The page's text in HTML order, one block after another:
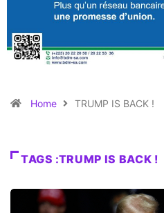
Home TRUMP IS BACK !
TAGS :TRUMP IS BACK !